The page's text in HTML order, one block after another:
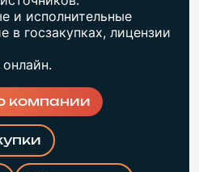
и исполнительные
в госзакупках, лицензии
компании